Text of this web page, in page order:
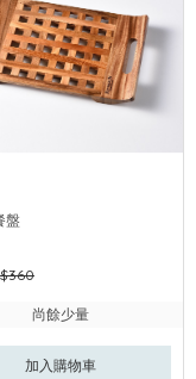
盤
$360
尚餘少量
加入購物車